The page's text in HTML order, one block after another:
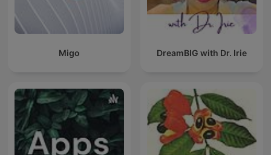
Migo DreamBIG with Dr. Irie